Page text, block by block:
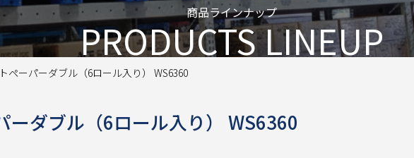
商品ラインナップ
PRODUCTS LINEUP
ペーパーダブル（6ロール入り） WS6360
ーダブル（6ロール入り） WS6360